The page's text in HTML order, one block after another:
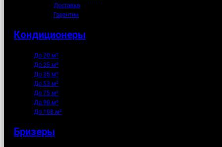
Доставка
Гарантии
Кондиционеры
До 20 м²
До 25 м²
До 35 м²
До 53 м²
До 75 м²
До 90 м²
До 108 м²
Бризеры